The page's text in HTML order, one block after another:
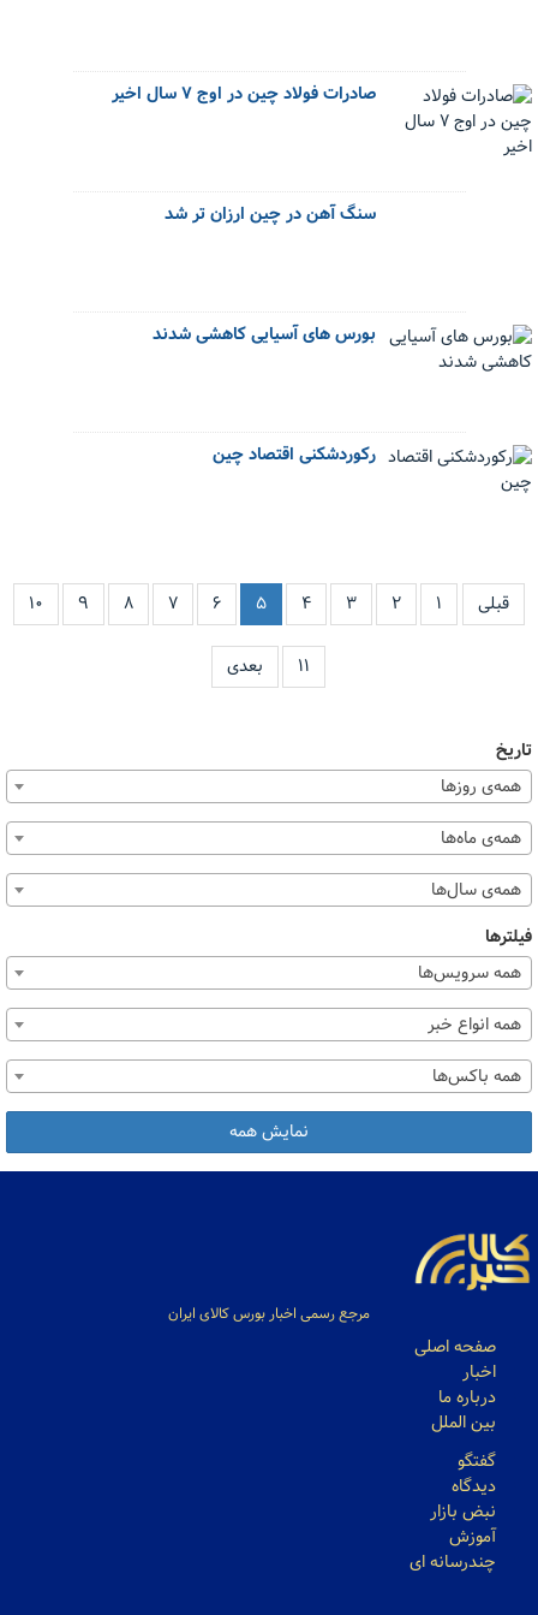
صادرات فولاد چین در اوج ۷ سال اخیر
سنگ آهن در چین ارزان تر شد
بورس های آسیایی کاهشی شدند
رکوردشکنی اقتصاد چین
قبلی ۱ ۲ ۳ ۴ ۵ ۶ ۷ ۸ ۹ ۱۰
۱۱ بعدی
تاریخ
همه‌ی روزها
همه‌ی ماه‌ها
همه‌ی سال‌ها
فیلترها
همه سرویس‌ها
همه انواع خبر
همه باکس‌ها
نمایش همه
مرجع رسمی اخبار بورس کالای ایران
صفحه اصلی
اخبار
درباره ما
بین الملل
گفتگو
دیدگاه
نبض بازار
آموزش
چندرسانه ای